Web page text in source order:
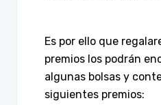
Es por ello que
premios los podrán
algunas bolsas y
siguientes premios: